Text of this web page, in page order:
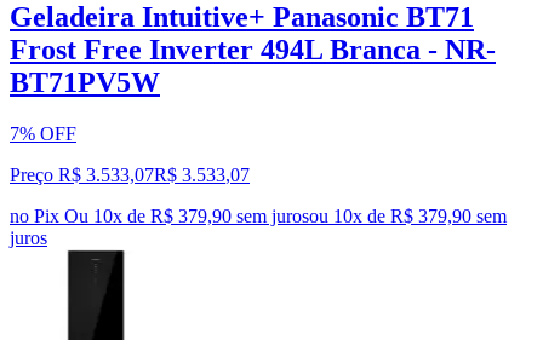
Geladeira Intuitive+ Panasonic BT71
Frost Free Inverter 494L Branca - NR-
BT71PV5W
7% OFF
Preço R$ 3.533,07R$ 3.533,07
no Pix Ou 10x de R$ 379,90 sem jurosou 10x de R$ 379,90 sem
juros